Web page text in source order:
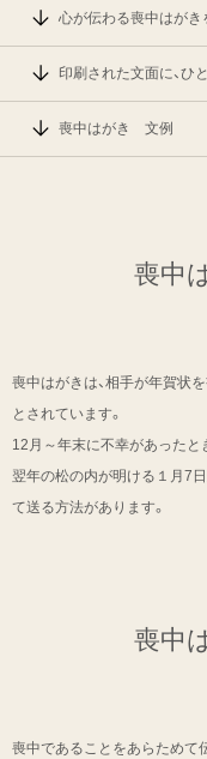
心が伝わる喪中はがき
印刷された文面に、ひ
喪中はがき 文例
喪中
喪中はがきは、相手が年賀状
とされています。
12月～年末に不幸があったと
翌年の松の内が明ける１月7日
て送る方法があります。
喪中
喪中であることをあらためて